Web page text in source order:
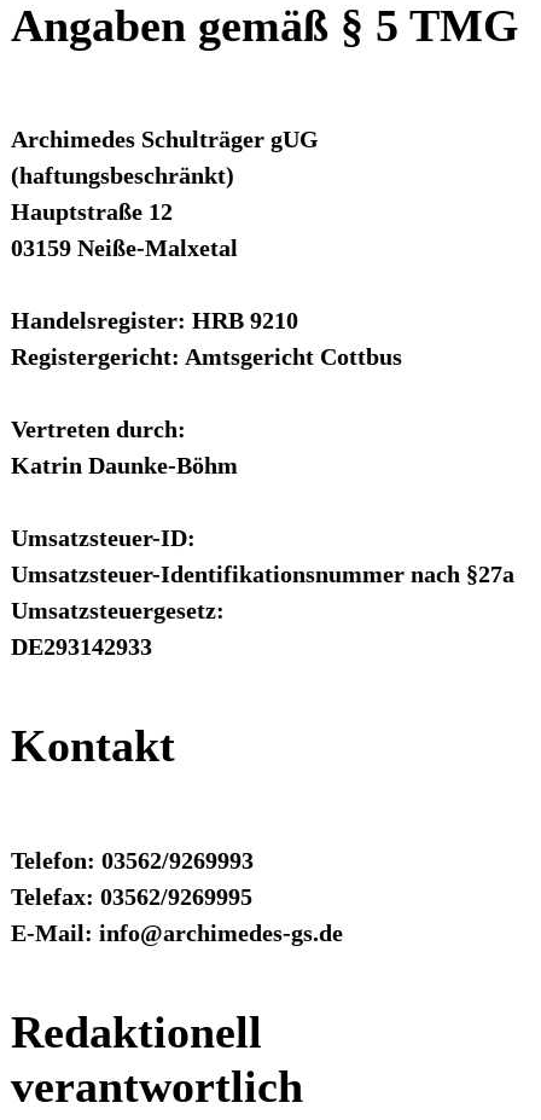
Angaben gemäß § 5 TMG
Archimedes Schulträger gUG
(haftungsbeschränkt)
Hauptstraße 12
03159 Neiße-Malxetal
Handelsregister: HRB 9210
Registergericht: Amtsgericht Cottbus
Vertreten durch:
Katrin Daunke-Böhm
Umsatzsteuer-ID:
Umsatzsteuer-Identifikationsnummer nach §27a
Umsatzsteuergesetz:
DE293142933
Kontakt
Telefon: 03562/9269993
Telefax: 03562/9269995
E-Mail: info@archimedes-gs.de
Redaktionell
verantwortlich